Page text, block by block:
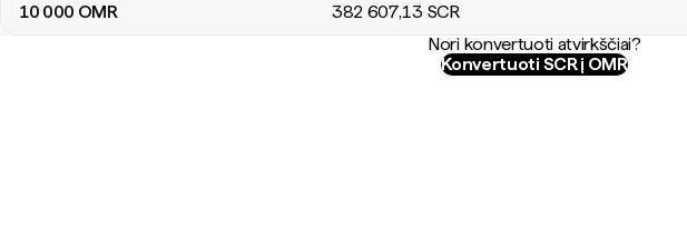
10 000 OMR 382 607,13 SCR
Nori konvertuoti atvirkščiai?
Konvertuoti SCR į OMR